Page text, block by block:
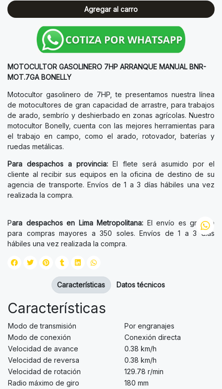
Agregar al carro
MOTOCULTOR GASOLINERO 7HP ARRANQUE MANUAL BNR-
MOT.7GA BONELLY
Motocultor gasolinero de 7HP, te presentamos nuestra línea
de motocultores de gran capacidad de arrastre, para trabajos
de arado, sembrío y deshierbado en zonas agrícolas. Nuestro
motocultor Bonelly, cuenta con las mejores herramientas para
el trabajo en campo, como el arado, rotovador, baterías y
ruedas metálicas.
Para despachos a provincia: El flete será asumido por el
cliente al recibir sus equipos en la oficina de destino de su
agencia de transporte. Envíos de 1 a 3 días hábiles una vez
realizada la compra.
Para despachos en Lima Metropolitana: El envío es gratuito
para compras mayores a 350 soles. Envíos de 1 a 3 días
hábiles una vez realizada la compra.
Características
Modo de transmisión
Por engranajes
Modo de conexión
Conexión directa
Velocidad de avance
0.38 km/h
Velocidad de reversa
0.38 km/h
Velocidad de rotación
129.78 r/min
Radio máximo de giro
180 mm
Características Datos técnicos